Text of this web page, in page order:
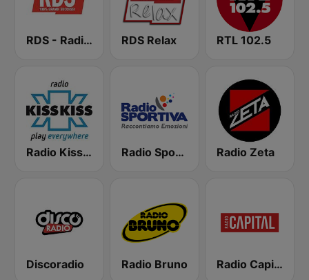
RDS - Radio Dimensione Suono RDS Relax RTL 102.5
Radio Kiss Kiss Radio Sportiva Radio Zeta
Discoradio Radio Bruno Radio Capital